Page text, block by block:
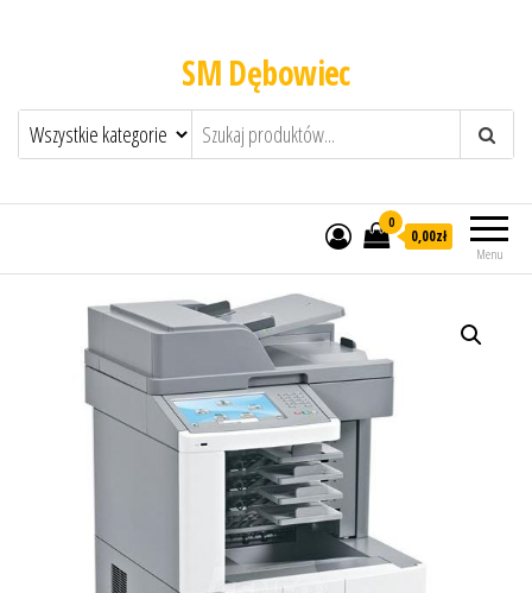
SM Dębowiec
Menu
0
0,00zł